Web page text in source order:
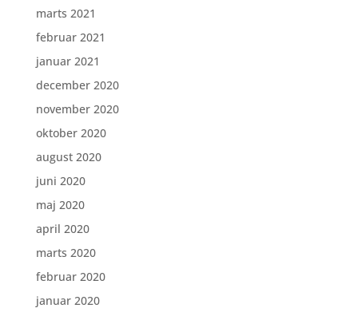
marts 2021
februar 2021
januar 2021
december 2020
november 2020
oktober 2020
august 2020
juni 2020
maj 2020
april 2020
marts 2020
februar 2020
januar 2020